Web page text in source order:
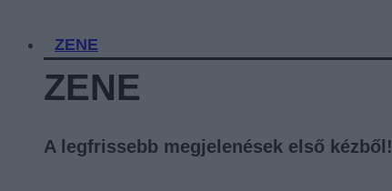
ZENE
ZENE
A legfrissebb megjelenések első kézből!